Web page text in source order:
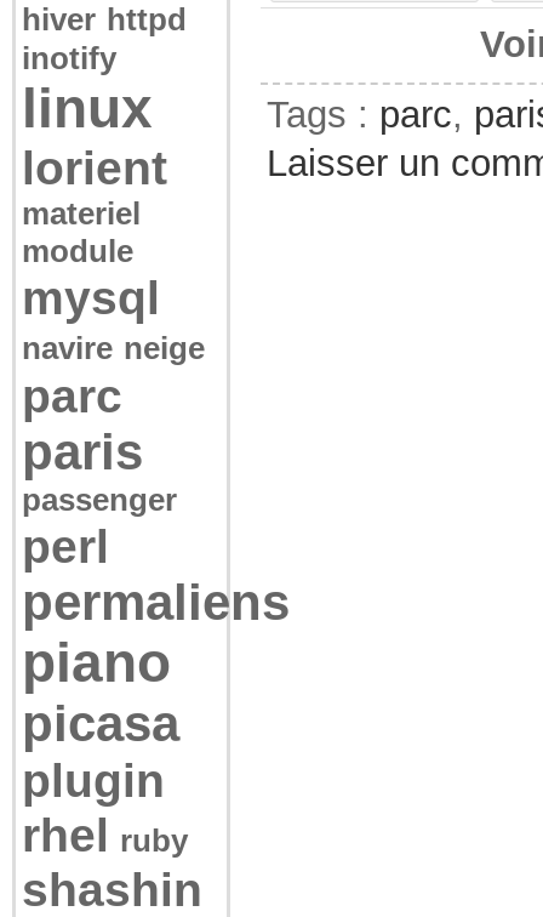
hiver httpd
inotify
linux
lorient
materiel
module
mysql
navire neige
parc
paris
passenger
perl
permaliens
piano
picasa
plugin
rhel ruby
shashin
Tags : parc,
Laisser un